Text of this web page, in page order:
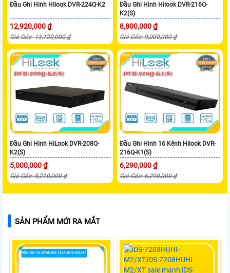
Đầu Ghi Hinh HIlook DVR-224Q-K2
12,920,000 ₫
Giá Gốc: 13,120,000 ₫
Đầu Ghi Hinh Hilook DVR-216Q-
K2(S)
8,800,000 ₫
Giá Gốc: 9,000,000 ₫
Đầu Ghi Hinh HiLook DVR-208Q-
K2(S)
5,000,000 ₫
Giá Gốc: 5,210,000 ₫
Đầu Ghi Hinh 16 Kênh Hilook DVR-
216Q-K1(S)
6,290,000 ₫
Giá Gốc: 6,290,000 ₫
SẢN PHẨM MỚI RA MẮT